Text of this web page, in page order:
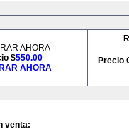
AHORA
$550.00
AHORA
Precio
venta: